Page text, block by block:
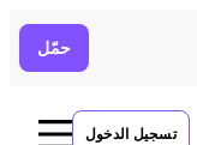
حمّل
تسجيل الدخول